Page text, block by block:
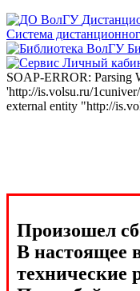
Система
SOAP-ERROR: Parsing
'http://is.volsu.ru/
external entity "http://
Произошел
В настоящее
технические